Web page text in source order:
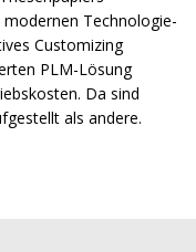
Technologie-
Customizing
PLM-Lösung
Da sind
als andere.